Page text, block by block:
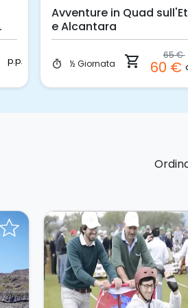
p.p.
Avventure in Quad
e Alcantara
timer ½ Giornata shopping_cart 65 €
60 €